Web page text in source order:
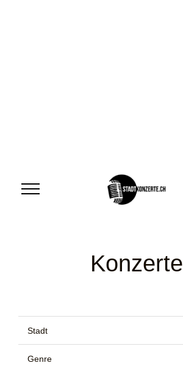
Konzerte
Stadt
Genre